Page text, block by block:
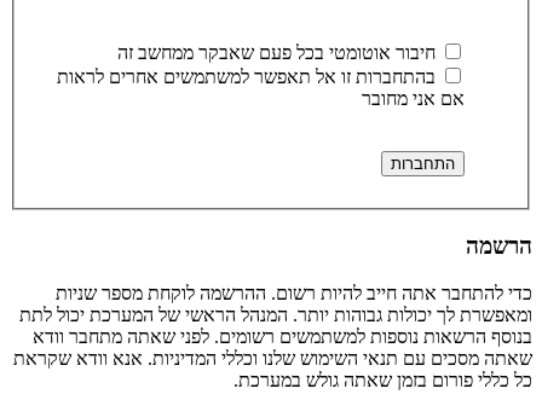
חיבור אוטומטי בכל פעם שאבקר ממחשב זה
בהתחברות זו אל תאפשר למשתמשים אחרים לראות
אם אני מחובר
הרשמה
כדי להתחבר אתה חייב להיות רשום. ההרשמה לוקחת מספר שניות
ומאפשרת לך יכולות גבוהות יותר. המנהל הראשי של המערכת יכול לתת
בנוסף הרשאות נוספות למשתמשים רשומים. לפני שאתה מתחבר וודא
שאתה מסכים עם תנאי השימוש שלנו וכללי המדיניות. אנא וודא שקראת
כל כללי פורום בזמן שאתה גולש במערכת.